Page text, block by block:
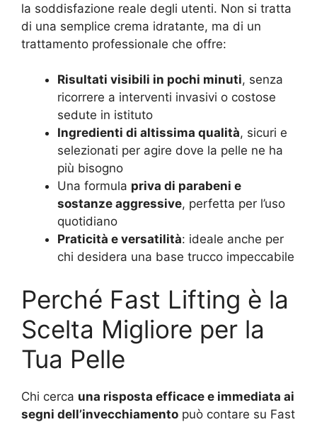
la soddisfazione reale degli utenti. Non si tratta
di una semplice crema idratante, ma di un
trattamento professionale che offre:
Risultati visibili in pochi minuti, senza
ricorrere a interventi invasivi o costose
sedute in istituto
Ingredienti di altissima qualità, sicuri e
selezionati per agire dove la pelle ne ha
più bisogno
Una formula priva di parabeni e
sostanze aggressive, perfetta per l’uso
quotidiano
Praticità e versatilità: ideale anche per
chi desidera una base trucco impeccabile
Perché Fast Lifting è la
Scelta Migliore per la
Tua Pelle
Chi cerca una risposta efficace e immediata ai
segni dell’invecchiamento può contare su Fast